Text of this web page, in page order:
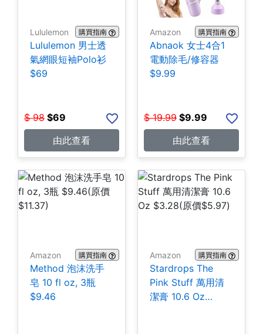
Lululemon 購買指南
Lululemon 男士透
氣網眼短袖Polo衫
$69
$ 98 $69
由此查看
Amazon 購買指南
Abnaok 女士4合1
電動除毛/修容器
$9.99
$ 19.99 $9.99
由此查看
Amazon 購買指南
Method 泡沫洗手
皂 10 fl oz, 3瓶
$9.46
Amazon 購買指南
Stardrops The
Pink Stuff 萬用清
潔膏 10.6 Oz